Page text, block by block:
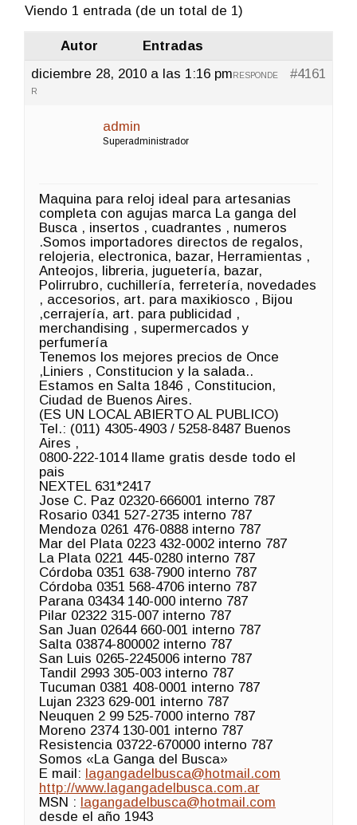
Viendo 1 entrada (de un total de 1)
Autor
Entradas
diciembre 28, 2010 a las 1:16 pm
#4161
RESPONDE
R
admin
Superadministrador
Maquina para reloj ideal para artesanias
completa con agujas marca La ganga del
Busca , insertos , cuadrantes , numeros
.Somos importadores directos de regalos,
relojeria, electronica, bazar, Herramientas ,
Anteojos, libreria, juguetería, bazar,
Polirrubro, cuchillería, ferretería, novedades
, accesorios, art. para maxikiosco , Bijou
,cerrajería, art. para publicidad ,
merchandising , supermercados y
perfumería
Tenemos los mejores precios de Once
,Liniers , Constitucion y la salada..
Estamos en Salta 1846 , Constitucion,
Ciudad de Buenos Aires.
(ES UN LOCAL ABIERTO AL PUBLICO)
Tel.: (011) 4305-4903 / 5258-8487 Buenos
Aires ,
0800-222-1014 llame gratis desde todo el
pais
NEXTEL 631*2417
Jose C. Paz 02320-666001 interno 787
Rosario 0341 527-2735 interno 787
Mendoza 0261 476-0888 interno 787
Mar del Plata 0223 432-0002 interno 787
La Plata 0221 445-0280 interno 787
Córdoba 0351 638-7900 interno 787
Córdoba 0351 568-4706 interno 787
Parana 03434 140-000 interno 787
Pilar 02322 315-007 interno 787
San Juan 02644 660-001 interno 787
Salta 03874-800002 interno 787
San Luis 0265-2245006 interno 787
Tandil 2993 305-003 interno 787
Tucuman 0381 408-0001 interno 787
Lujan 2323 629-001 interno 787
Neuquen 2 99 525-7000 interno 787
Moreno 2374 130-001 interno 787
Resistencia 03722-670000 interno 787
Somos «La Ganga del Busca»
E mail: lagangadelbusca@hotmail.com
http://www.lagangadelbusca.com.ar
MSN : lagangadelbusca@hotmail.com
desde el año 1943